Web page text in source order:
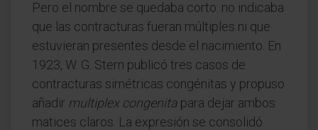
Pero el nombre se quedaba corto: no indicaba
que las contracturas fueran múltiples ni que
estuvieran presentes desde el nacimiento. En
1923, W. G. Stern publicó tres casos de
contracturas simétricas congénitas y propuso
añadir multiplex congenita para dejar ambos
matices claros. La expresión se consolidó